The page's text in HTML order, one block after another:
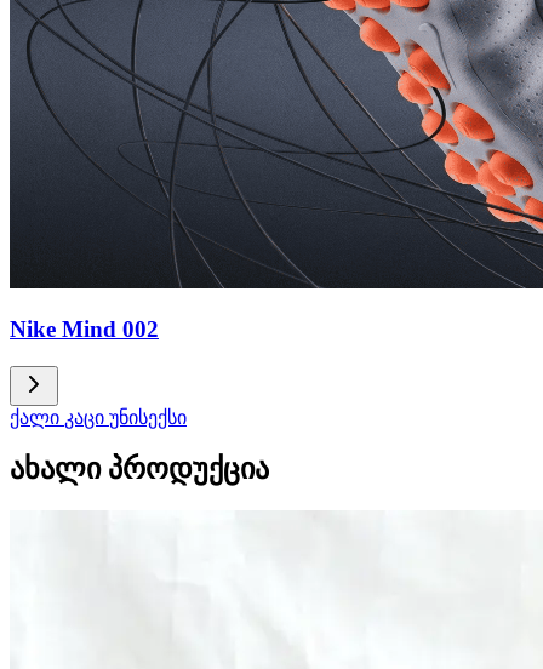
Nike Mind 002
ქალი კაცი უნისექსი
ახალი პროდუქცია